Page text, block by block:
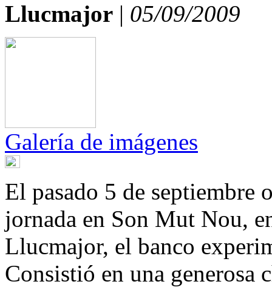
Llucmajor | 05/09/2009
Galería de imágenes
El pasado 5 de septiembre
jornada en Son Mut Nou,
Llucmajor, el banco
Consistió en una generosa